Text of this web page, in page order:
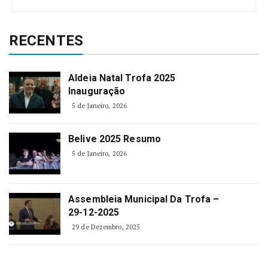
RECENTES
Aldeia Natal Trofa 2025
Inauguração
5 de Janeiro, 2026
Belive 2025 Resumo
5 de Janeiro, 2026
Assembleia Municipal Da Trofa –
29-12-2025
29 de Dezembro, 2025